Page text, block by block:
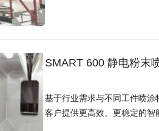
SMART 600 静电粉末
基于行业需求与不同工件喷
客户提供更高效、更稳定的智